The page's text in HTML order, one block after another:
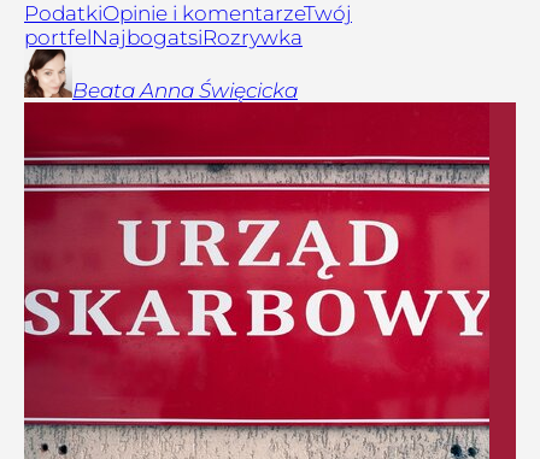
PodatkiOpinie i komentarzeTwój
portfelNajbogatsiRozrywka
Beata Anna Święcicka